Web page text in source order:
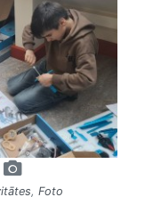
, Foto